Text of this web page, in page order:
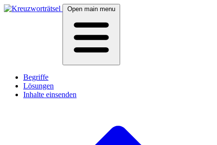
Open main menu
Begriffe
Lösungen
Inhalte einsenden